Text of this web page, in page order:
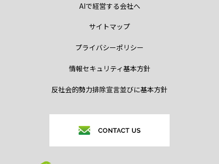
AIで経営する会社へ
サイトマップ
プライバシーポリシー
情報セキュリティ基本方針
反社会的勢力排除宣言並びに基本方針